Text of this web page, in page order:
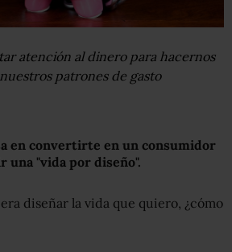
atención al dinero para hacernos
patrones de gasto
en convertirte en un consumidor
una "vida por diseño".
diseñar la vida que quiero, ¿cómo